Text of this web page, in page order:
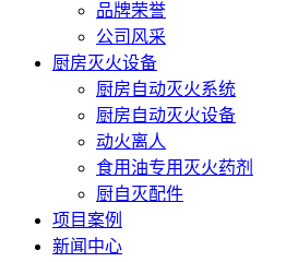
品牌荣誉
公司风采
厨房灭火设备
厨房自动灭火系统
厨房自动灭火设备
动火离人
食用油专用灭火药剂
厨自灭配件
项目案例
新闻中心